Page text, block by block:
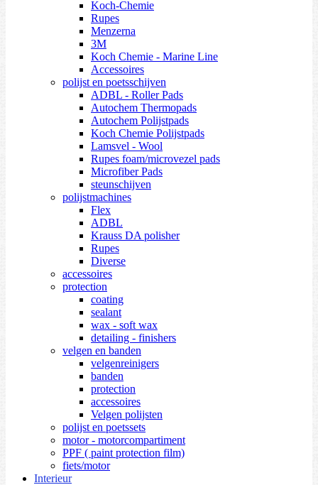
Koch-Chemie
Rupes
Menzerna
3M
Koch Chemie - Marine Line
Accessoires
polijst en poetsschijven
ADBL - Roller Pads
Autochem Thermopads
Autochem Polijstpads
Koch Chemie Polijstpads
Lamsvel - Wool
Rupes foam/microvezel pads
Microfiber Pads
steunschijven
polijstmachines
Flex
ADBL
Krauss DA polisher
Rupes
Diverse
accessoires
protection
coating
sealant
wax - soft wax
detailing - finishers
velgen en banden
velgenreinigers
banden
protection
accessoires
Velgen polijsten
polijst en poetssets
motor - motorcompartiment
PPF ( paint protection film)
fiets/motor
Interieur